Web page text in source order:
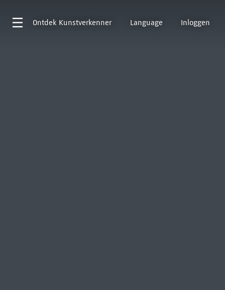
Ontdek Kunstverkenner Language Inloggen